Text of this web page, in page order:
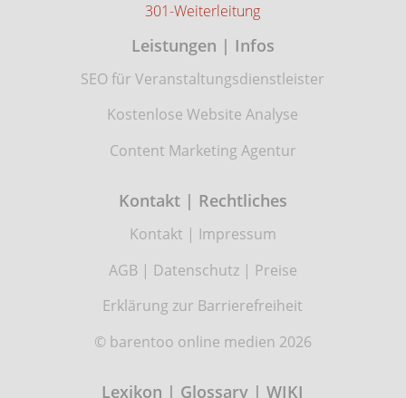
301-Weiterleitung
Leistungen | Infos
SEO für Veranstaltungsdienstleister
Kostenlose Website Analyse
Content Marketing Agentur
Kontakt | Rechtliches
Kontakt | Impressum
AGB| Datenschutz| Preise
Erklärung zur Barrierefreiheit
© barentoo online medien 2026
Lexikon | Glossary | WIKI